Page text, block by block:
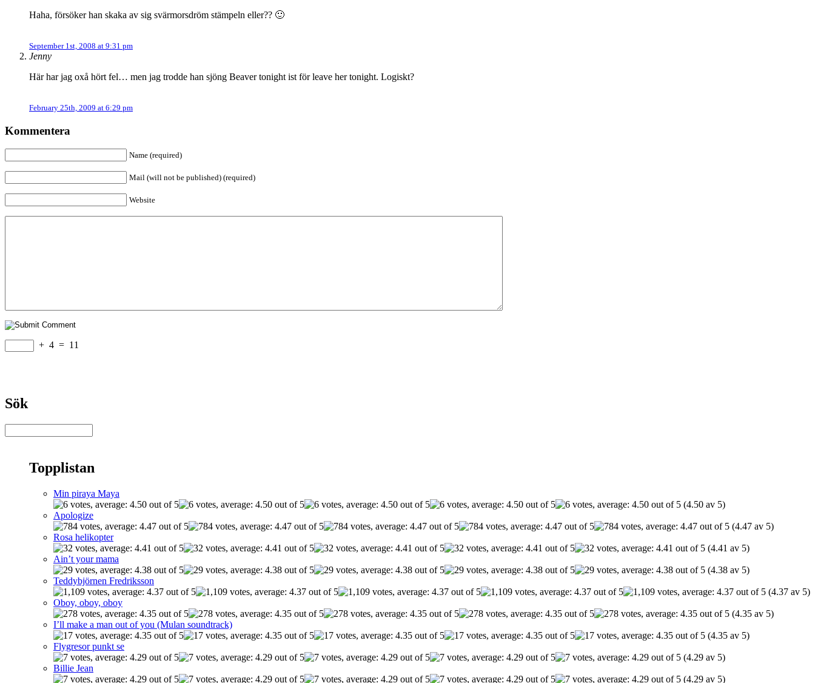
Haha, försöker han skaka av sig svärmorsdröm stämpeln eller?? 🙂
September 1st, 2008 at 9:31 pm
Jenny
Här har jag oxå hört fel… men jag trodde han sjöng Beaver tonight ist för leave her tonight. Logiskt?
February 25th, 2009 at 6:29 pm
Kommentera
Name (required)
Mail (will not be published) (required)
Website
+ 4 = 11
Sök
Topplistan
Min piraya Maya
(4.50 av 5)
Apologize
(4.47 av 5)
Rosa helikopter
(4.41 av 5)
Ain’t your mama
(4.38 av 5)
Teddybjörnen Fredriksson
(4.37 av 5)
Oboy, oboy, oboy
(4.35 av 5)
I’ll make a man out of you (Mulan soundtrack)
(4.35 av 5)
Flygresor punkt se
(4.29 av 5)
Billie Jean
(4.29 av 5)